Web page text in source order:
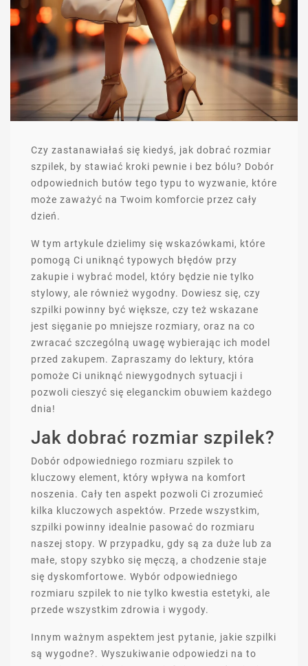
Czy zastanawiałaś się kiedyś, jak dobrać rozmiar
szpilek, by stawiać kroki pewnie i bez bólu? Dobór
odpowiednich butów tego typu to wyzwanie, które
może zaważyć na Twoim komforcie przez cały
dzień.
W tym artykule dzielimy się wskazówkami, które
pomogą Ci uniknąć typowych błędów przy
zakupie i wybrać model, który będzie nie tylko
stylowy, ale również wygodny. Dowiesz się, czy
szpilki powinny być większe, czy też wskazane
jest sięganie po mniejsze rozmiary, oraz na co
zwracać szczególną uwagę wybierając ich model
przed zakupem. Zapraszamy do lektury, która
pomoże Ci uniknąć niewygodnych sytuacji i
pozwoli cieszyć się eleganckim obuwiem każdego
dnia!
Jak dobrać rozmiar szpilek?
Dobór odpowiedniego rozmiaru szpilek to
kluczowy element, który wpływa na komfort
noszenia. Cały ten aspekt pozwoli Ci zrozumieć
kilka kluczowych aspektów. Przede wszystkim,
szpilki powinny idealnie pasować do rozmiaru
naszej stopy. W przypadku, gdy są za duże lub za
małe, stopy szybko się męczą, a chodzenie staje
się dyskomfortowe. Wybór odpowiedniego
rozmiaru szpilek to nie tylko kwestia estetyki, ale
przede wszystkim zdrowia i wygody.
Innym ważnym aspektem jest pytanie, jakie szpilki
są wygodne?. Wyszukiwanie odpowiedzi na to